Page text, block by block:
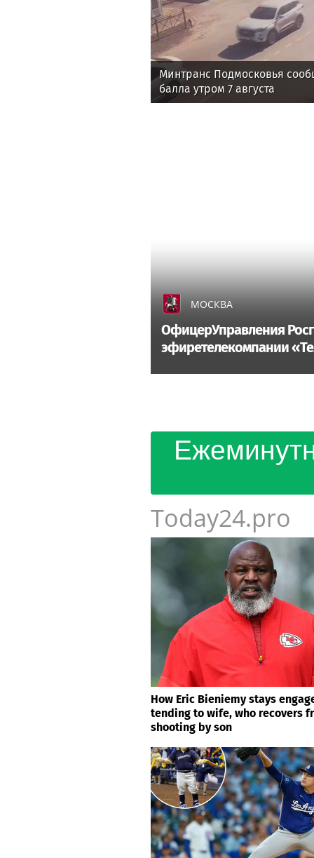
Минтранс Подмосковья
балла утром 7 августа
МОСКВА
ОфицерУправления
эфиретелекомпании
Today24.pro
How Eric Bieniemy stays
tending to wife, who recovers
shooting by son